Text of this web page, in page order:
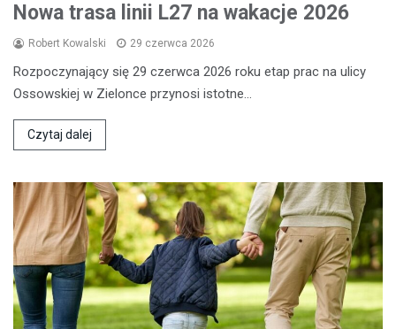
Nowa trasa linii L27 na wakacje 2026
Robert Kowalski 29 czerwca 2026
Rozpoczynający się 29 czerwca 2026 roku etap prac na ulicy
Ossowskiej w Zielonce przynosi istotne…
Czytaj dalej